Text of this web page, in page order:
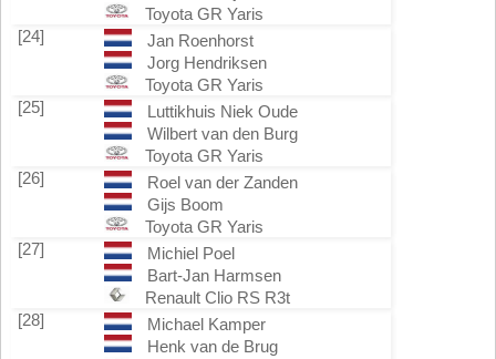
Toyota GR Yaris
[24]
Jan Roenhorst
Jorg Hendriksen
Toyota GR Yaris
[25]
Luttikhuis Niek Oude
Wilbert van den Burg
Toyota GR Yaris
[26]
Roel van der Zanden
Gijs Boom
Toyota GR Yaris
[27]
Michiel Poel
Bart-Jan Harmsen
Renault Clio RS R3t
[28]
Michael Kamper
Henk van de Brug